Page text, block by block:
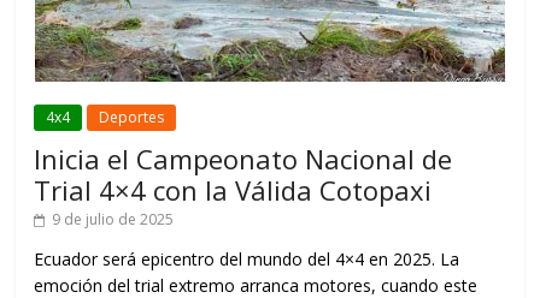
4x4 Deportes
Inicia el Campeonato Nacional de
Trial 4×4 con la Válida Cotopaxi
9 de julio de 2025
Ecuador será epicentro del mundo del 4×4 en 2025. La
emoción del trial extremo arranca motores, cuando este